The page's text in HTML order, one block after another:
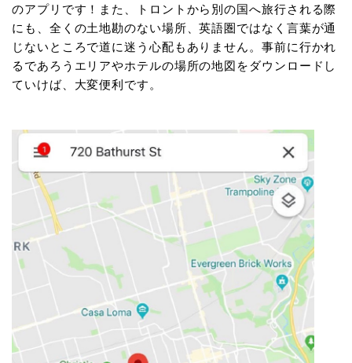
のアプリです！また、トロントから別の国へ旅行される際
にも、全くの土地勘のない場所、英語圏ではなく言葉が通
じないところで道に迷う心配もありません。事前に行かれ
るであろうエリアやホテルの場所の地図をダウンロードし
ていけば、大変便利です。